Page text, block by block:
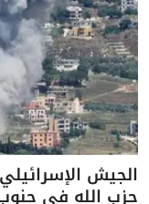
الجيش
حزب الله في